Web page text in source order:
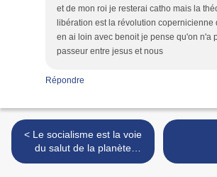
et de mon roi je resterai catho mais la
libération est la révolution copernicienne
en ai loin avec benoit je pense qu'on n'a
passeur entre jesus et nous
Répondre
< Le socialisme est la voie
du salut de la planète
(Hugo Chavez, discours à